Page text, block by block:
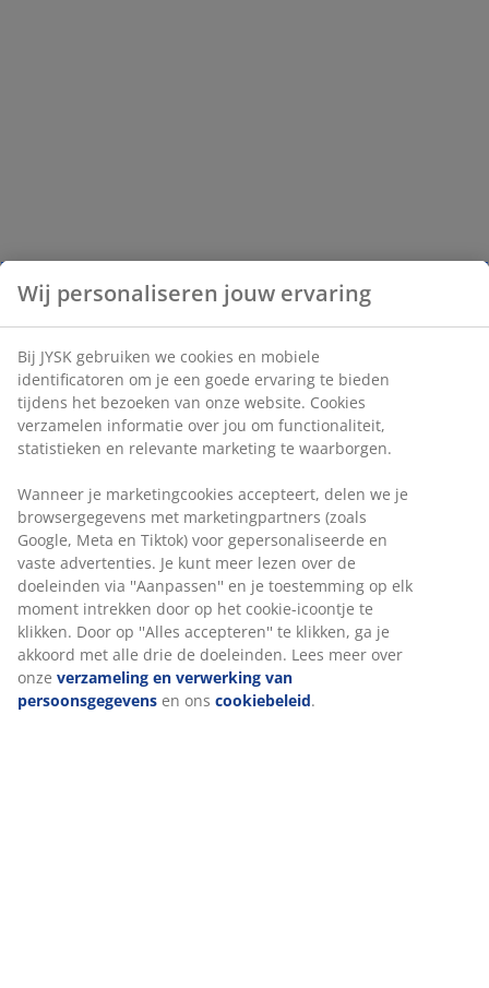
Wij personaliseren jouw ervaring
Bij JYSK gebruiken we cookies en mobiele
identificatoren om je een goede ervaring te bieden
tijdens het bezoeken van onze website. Cookies
verzamelen informatie over jou om functionaliteit,
statistieken en relevante marketing te waarborgen.
Wanneer je marketingcookies accepteert, delen we je
browsergegevens met marketingpartners (zoals
Google, Meta en Tiktok) voor gepersonaliseerde en
vaste advertenties. Je kunt meer lezen over de
doeleinden via ''Aanpassen'' en je toestemming op elk
moment intrekken door op het cookie-icoontje te
klikken. Door op ''Alles accepteren'' te klikken, ga je
akkoord met alle drie de doeleinden. Lees meer over
onze verzameling en verwerking van
persoonsgegevens en ons cookiebeleid.